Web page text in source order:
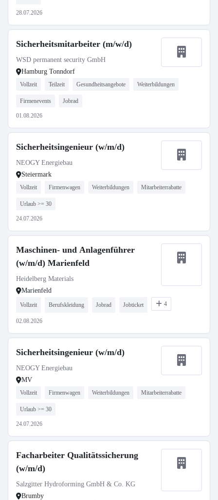
28.07.2026
Sicherheitsmitarbeiter (m/w/d)
WSD permanent security GmbH
Hamburg Tonndorf
Vollzeit Teilzeit Gesundheitsangebote Weiterbildungen
Firmenevents Jobrad
01.08.2026
Sicherheitsingenieur (w/m/d)
NEOGY Energiebau
Steiermark
Vollzeit Firmenwagen Weiterbildungen Mitarbeiterrabatte
Urlaub >= 30
24.07.2026
Maschinen- und Anlagenführer
(w/m/d) Marienfeld
Heidelberg Materials
Marienfeld
Vollzeit Berufskleidung Jobrad Jobticket 4
02.08.2026
Sicherheitsingenieur (w/m/d)
NEOGY Energiebau
MV
Vollzeit Firmenwagen Weiterbildungen Mitarbeiterrabatte
Urlaub >= 30
24.07.2026
Facharbeiter Qualitätssicherung
(w/m/d)
Salzgitter Hydroforming GmbH & Co. KG
Brumby